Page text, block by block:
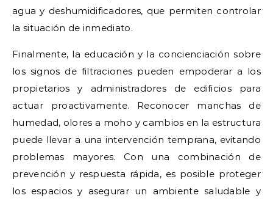
agua y deshumidificadores, que permiten controlar
la situación de inmediato.
Finalmente, la educación y la concienciación sobre
los signos de filtraciones pueden empoderar a los
propietarios y administradores de edificios para
actuar proactivamente. Reconocer manchas de
humedad, olores a moho y cambios en la estructura
puede llevar a una intervención temprana, evitando
problemas mayores. Con una combinación de
prevención y respuesta rápida, es posible proteger
los espacios y asegurar un ambiente saludable y